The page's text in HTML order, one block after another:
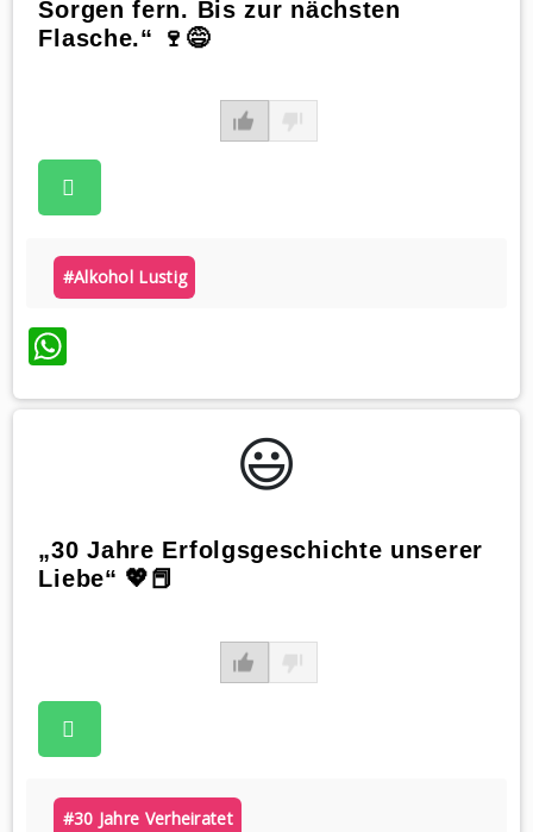
Sorgen fern. Bis zur nächsten
Flasche.“ 🍷😅
#alkohol Lustig
WhatsApp
😃️
„30 Jahre Erfolgsgeschichte unserer
Liebe“ 💖📕
#30 Jahre Verheiratet